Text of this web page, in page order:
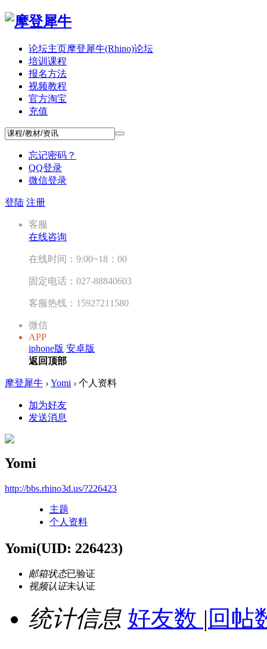
论坛主页摩登犀牛(Rhino)论坛
培训课程
报名方法
视频教程
官方淘宝
充值
忘记密码？
QQ登录
微信登录
登陆 注册
客服
在线咨询
在线时间：9:00~18：00
固定电话：027-88840603
客服热线：15927211580
微信
APP
iphone版 安卓版
返回顶部
摩登犀牛 › Yomi › 个人资料
加为好友
发送消息
Yomi
http://bbs.rhino3d.us/?226423
主题
个人资料
Yomi(UID: 226423)
邮箱状态已验证
视频认证未认证
统计信息 好友数 | 回帖